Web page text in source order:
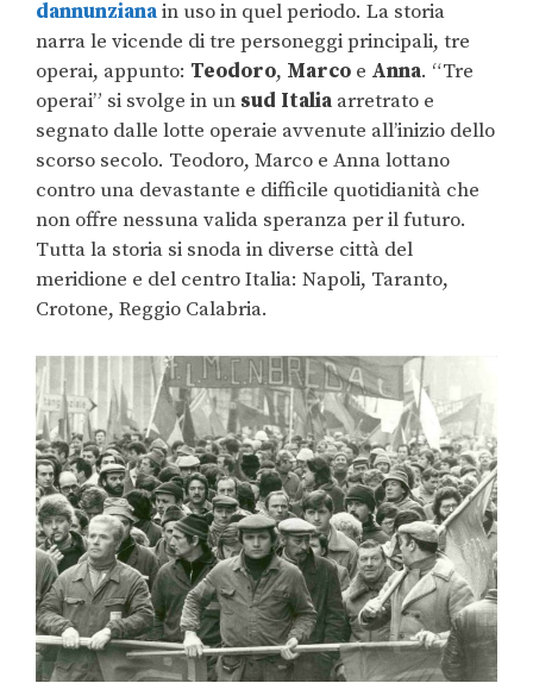
dannunzianain uso in quel periodo. La storia
narra le vicende di tre personeggi principali, tre
operai, appunto: Teodoro, Marco e Anna. “Tre
operai” si svolge in un sud Italia arretrato e
segnato dalle lotte operaie avvenute all’inizio dello
scorso secolo. Teodoro, Marco e Anna lottano
contro una devastante e difficile quotidianità che
non offre nessuna valida speranza per il futuro.
Tutta la storia si snoda in diverse città del
meridione e del centro Italia: Napoli, Taranto,
Crotone, Reggio Calabria.